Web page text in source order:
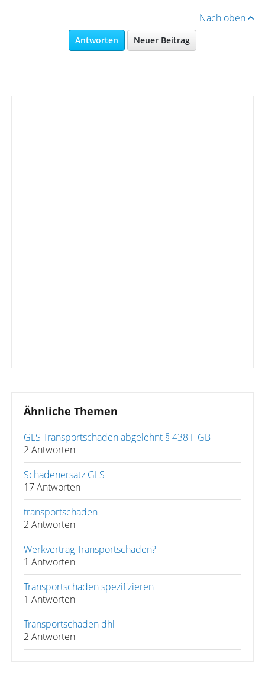
Nach oben
Antworten Neuer Beitrag
Ähnliche Themen
GLS Transportschaden abgelehnt § 438 HGB
2 Antworten
Schadenersatz GLS
17 Antworten
transportschaden
2 Antworten
Werkvertrag Transportschaden?
1 Antworten
Transportschaden spezifizieren
1 Antworten
Transportschaden dhl
2 Antworten